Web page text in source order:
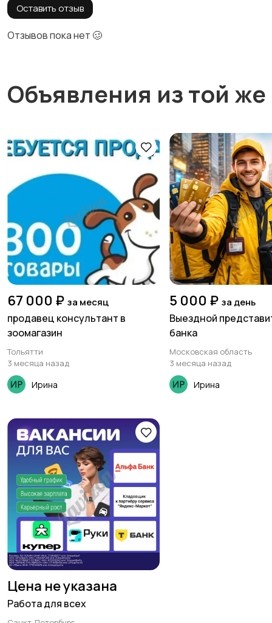
Оставить отзыв
Отзывов пока нет 🥴
Объявления из той же
67 000 ₽ за месяц
продавец консультант в
зоомагазин
Тольятти
3 месяца назад
Ирина
5 000 ₽ за день
Выездной
банка
Московская область
3 месяца назад
Ирина
Цена не указана
Работа для всех